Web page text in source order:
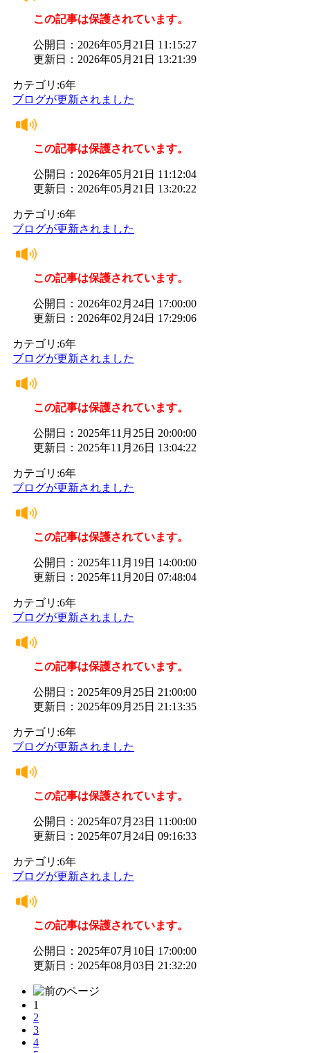
この記事は保護されています。
公開日：2026年05月21日 11:15:27
更新日：2026年05月21日 13:21:39
カテゴリ:6年
ブログが更新されました
この記事は保護されています。
公開日：2026年05月21日 11:12:04
更新日：2026年05月21日 13:20:22
カテゴリ:6年
ブログが更新されました
この記事は保護されています。
公開日：2026年02月24日 17:00:00
更新日：2026年02月24日 17:29:06
カテゴリ:6年
ブログが更新されました
この記事は保護されています。
公開日：2025年11月25日 20:00:00
更新日：2025年11月26日 13:04:22
カテゴリ:6年
ブログが更新されました
この記事は保護されています。
公開日：2025年11月19日 14:00:00
更新日：2025年11月20日 07:48:04
カテゴリ:6年
ブログが更新されました
この記事は保護されています。
公開日：2025年09月25日 21:00:00
更新日：2025年09月25日 21:13:35
カテゴリ:6年
ブログが更新されました
この記事は保護されています。
公開日：2025年07月23日 11:00:00
更新日：2025年07月24日 09:16:33
カテゴリ:6年
ブログが更新されました
この記事は保護されています。
公開日：2025年07月10日 17:00:00
更新日：2025年08月03日 21:32:20
1
2
3
4